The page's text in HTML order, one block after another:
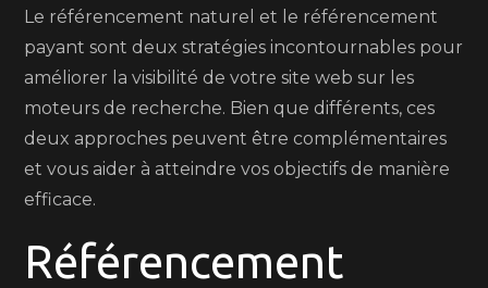
Le référencement naturel et le référencement
payant sont deux stratégies incontournables pour
améliorer la visibilité de votre site web sur les
moteurs de recherche. Bien que différents, ces
deux approches peuvent être complémentaires
et vous aider à atteindre vos objectifs de manière
efficace.
Référencement